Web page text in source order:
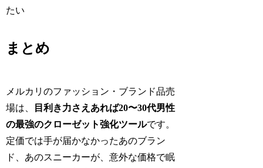
たい
まとめ
メルカリのファッション・ブランド品売
場は、
目利き力さえあれば20〜30代男性
の最強のクローゼット強化ツールです。
定価では手が届かなかったあのブラン
ド、あのスニーカーが、意外な価格で眠